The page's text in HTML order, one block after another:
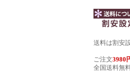
送料は割安
ご注文3980
全国送料無